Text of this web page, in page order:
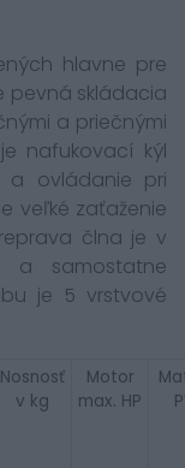
hlavne pre
pevná skládacia
a priečnými
nafukovací kýl
a ovládanie pri
veľké zaťaženie
člna je v
a samostatne
je 5 vrstvové
Nosnosť
v kg
Motor
max. HP